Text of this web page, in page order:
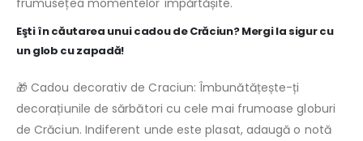
frumusețea momentelor împărtășite.
Eşti în căutarea unui cadou de Crăciun? Mergi la sigur cu
un glob cu zapadă!
🎁 Cadou decorativ de Craciun: Îmbunătățește-ți
decorațiunile de sărbători cu cele mai frumoase globuri
de Crăciun. Indiferent unde este plasat, adaugă o notă